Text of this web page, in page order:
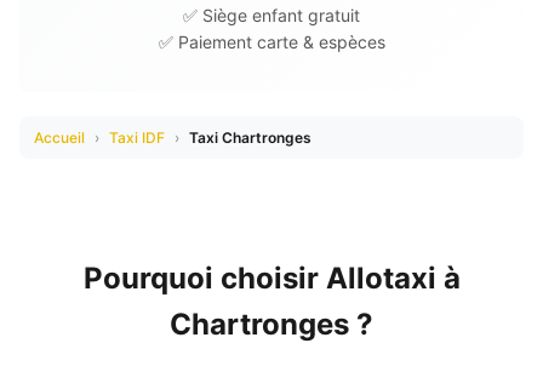
✅ Siège enfant gratuit
✅ Paiement carte & espèces
Accueil › Taxi IDF › Taxi Chartronges
Pourquoi choisir Allotaxi à
Chartronges ?